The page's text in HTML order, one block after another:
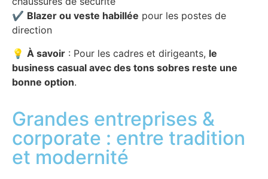
✔ Blazer ou veste habillée pour les postes de
direction
💡 À savoir : Pour les cadres et dirigeants, le
business casual avec des tons sobres reste une
bonne option.
Grandes entreprises &
corporate : entre tradition
et modernité